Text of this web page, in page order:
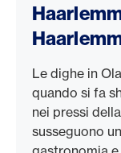
Le dighe in
quando si fa
nei pressi
susseguono